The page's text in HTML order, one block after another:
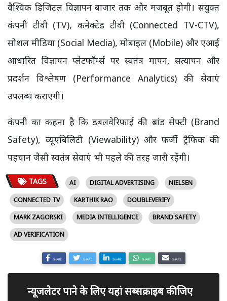
वैश्विक डिजिटल विज्ञापन बाजार तक और मजबूत होगी। संयुक्त
कंपनी टीवी (TV), कनेक्टेड टीवी (Connected TV-CTV),
सोशल मीडिया (Social Media), मोबाइल (Mobile) और एआई
आधारित विज्ञापन प्लेटफॉर्म्स पर स्वतंत्र मापन, सत्यापन और
प्रदर्शन विश्लेषण (Performance Analytics) की सेवाएं
उपलब्ध कराएगी।
कंपनी का कहना है कि डबलवेरिफाई की ब्रांड सेफ्टी (Brand
Safety), व्यूएबिलिटी (Viewability) और फर्जी ट्रैफिक की
पहचान जैसी स्वतंत्र सेवाएं भी पहले की तरह जारी रहेंगी।
TAGS AI DIGITAL ADVERTISING
NIELSEN
CONNECTED TV
KARTHIK RAO
DOUBLEVERIFY
MARK ZAGORSKI
MEDIA INTELLIGENCE
BRAND SAFETY
AD VERIFICATION
SHARE SHARE SHARE SHARE SHARE
न्यूजलेटर पाने के लिए यहां सब्सक्राइब कीजिए